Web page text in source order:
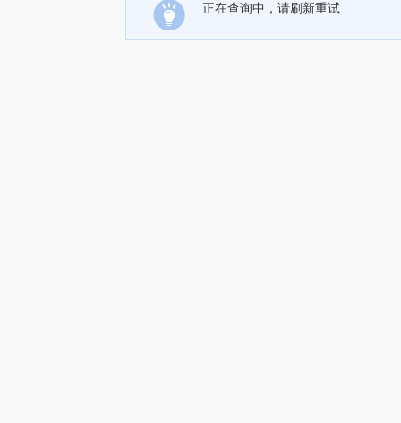
正在查询中，请刷新重试